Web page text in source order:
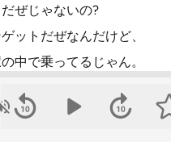
ぜじゃないの?
ットだぜなんだけど、
中で乗ってるじゃん。
とまずちょっと違うじゃん。